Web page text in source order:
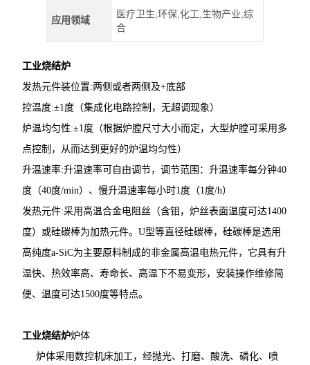
应用领域
医疗卫生,环保,化工,生物产业,综
合
工业烧结炉
发热元件装位置:两侧或者两侧及+底部
控温度:±1度（集成化电路控制，无超调现象）
炉温均匀性:±1度（根据炉膛尺寸大小而定，大型炉膛可采用多
点控制，从而达到更好的炉温均匀性）
升温速率:升温速率可自由调节，调节范围：升温速率每分钟40
度（40度/min）、慢升温速率每小时1度（1度/h）
发热元件:采用高温合金电阻丝（含钼，炉丝表面温度可达1400
度）或硅碳棒为加热元件。U型等直径硅碳棒，硅碳棒是选用
高纯度a-SiC为主要原料制成的非金属高温电热元件，它具有升
温快、热效率高、寿命长、高温下不易变形，安装操作维修简
便、温度可达1500度等特点。
工业烧结炉炉体
炉体采用数控机床加工，经抛光、打磨、酸洗、磷化、喷